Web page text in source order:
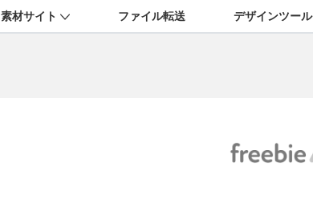
素材サイト ファイル転送 デザインツール